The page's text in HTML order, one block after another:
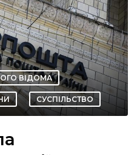
ВІДОМА
СУСПІЛЬСТВО